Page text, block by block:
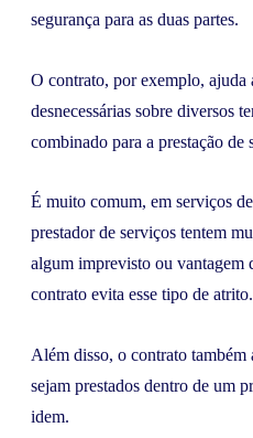
segurança para as duas partes.
O contrato, por exemplo, ajuda
desnecessárias sobre diversos
combinado para a prestação de
É muito comum, em serviços
prestador de serviços tentem
algum imprevisto ou vantagem
contrato evita esse tipo de atrito.
Além disso, o contrato também
sejam prestados dentro de um
idem.